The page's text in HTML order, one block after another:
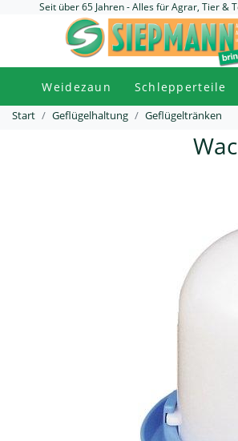
Seit über 65 Jahren - Alles für Agrar, Tier &
Weidezaun Schlepperteile
Start Geflügelhaltung Geflügeltränken